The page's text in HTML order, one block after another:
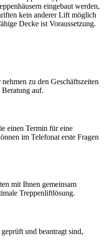
eingebaut werden,
kein anderer Lift möglich
Decke ist Voraussetzung.
nehmen zu den Geschäftszeiten
auf.
einen Termin für eine
im Telefonat erste Fragen
mit Ihnen gemeinsam
Treppenliftlösung.
und beantragt sind,